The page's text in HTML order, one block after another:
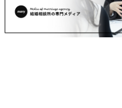
【質問⑤】結婚相談所で結婚できますか？
【質問⑥】結婚相談所はなぜ高いのですか？
【質問⑦】結婚相談所とアプリどっちがいい？
【質問⑧】結婚相談所はどんな人が多いですか？